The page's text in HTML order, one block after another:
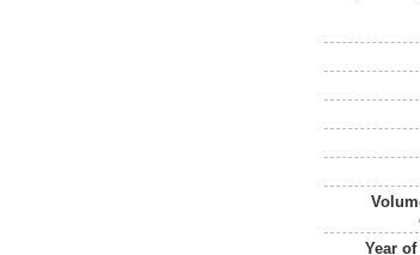
Year